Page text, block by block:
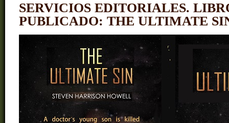
SERVICIOS EDITORIALES.
PUBLICADO: THE ULTIMATE